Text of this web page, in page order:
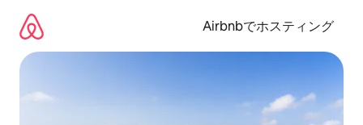
Airbnbでホスティング